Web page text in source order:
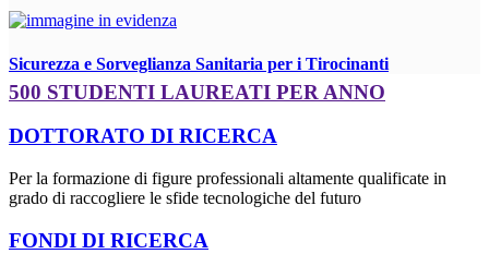
Sicurezza e Sorveglianza Sanitaria per i Tirocinanti
500 STUDENTI LAUREATI PER ANNO
DOTTORATO DI RICERCA
Per la formazione di figure professionali altamente qualificate in
grado di raccogliere le sfide tecnologiche del futuro
FONDI DI RICERCA